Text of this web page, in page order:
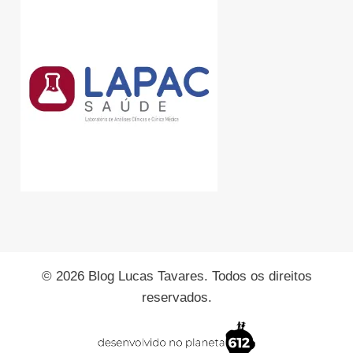
© 2026 Blog Lucas Tavares. Todos os direitos
reservados.